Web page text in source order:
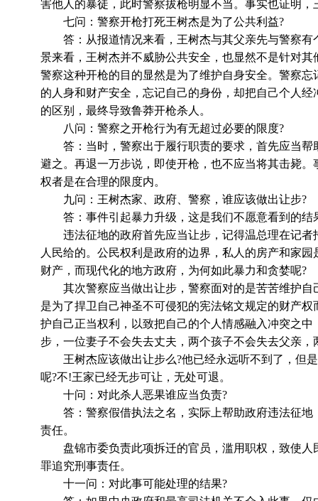
害他人的暴徒，此时警察拔枪明显不当。事实也证明，
七问：警察开枪打死王树杰是为了公共利益?
答：从报道情况来看，王树杰与其父亲先与警察有
景来看，王树杰并不威胁公共安全，也显然不是针对
警察这种开枪的目的显然是为了维护自身安全。警察
的人身和财产安全，忘记自己的身份，却把自己个人
的区别，最终导致鲁莽开枪杀人。
八问：警察之开枪行为有无超过必要的限度?
答：当时，警察出于履行职责的要求，首先应当帮
避之。再退一万步说，即使开枪，也不应当将其击毙
权者是在合理的限度内。
九问：王树杰家、政府、警察，谁应该做出让步?
答：事件引起暴力升级，这是我们不愿意看到的结
违法征地的政府首先应当让步，记得温总理在记者
人民给的。公民权利是政府的边界，私人的房产和家
财产，而现代化的地方政府，为何如此暴力和贪婪呢?
其次警察应当做出让步，警察面对的是苦苦维护自
是为了捍卫自己神圣不可侵犯的宪法铭文规定的财产
护自己正当权利，以致把自己的个人情感融入冲突之
步，一位妻子不会失去丈夫，两个孩子不会失去父亲
王树杰应该做出让步么?他已经永远听不到了，但是
呢?不!王家已经无步可让，无处可退。
十问：对此杀人恶果谁应当负责?
答：警察假借执法之名，实际上帮助政府违法征地
责任。
盘锦市委负责此项拆迁的官员，滥用职权，致使人
罪追究刑事责任。
十一问：对此事可能处理的结果?